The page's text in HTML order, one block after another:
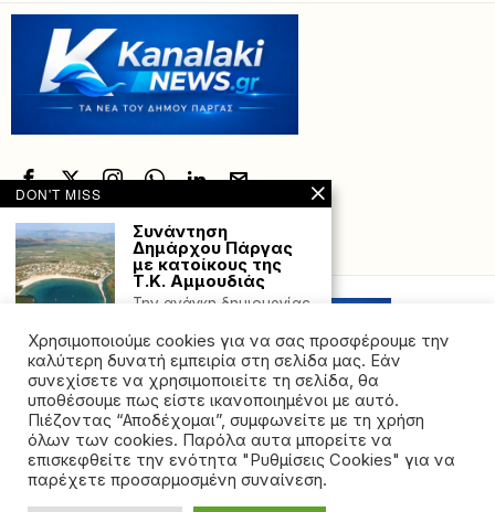
Powered with by Hostville”)
©2026 - All rights reserved. Απαγορεύεται ρητά η
αναδημοσίευση χωρίς προηγούμενη έγγραφη άδεια
Χρησιμοποιούμε cookies για να σας προσφέρουμε την
καλύτερη δυνατή εμπειρία στη σελίδα μας. Εάν
συνεχίσετε να χρησιμοποιείτε τη σελίδα, θα
υποθέσουμε πως είστε ικανοποιημένοι με αυτό.
Πιέζοντας “Αποδέχομαι”, συμφωνείτε με τη χρήση
όλων των cookies. Παρόλα αυτα μπορείτε να
επισκεφθείτε την ενότητα "Ρυθμίσεις Cookies" για να
παρέχετε προσαρμοσμένη συναίνεση.
DON'T MISS
Συνάντηση
Δημάρχου Πάργας
με κατοίκους της
Τ.Κ. Αμμουδιάς
Την ανάγκη δημιουργίας
ταυτότητα» για την
αναβάθμιση του
Φωτιά τώρα στα
Καλλιγάτα
Κεφαλονιάς –
Ήχησε 112
Ήχησε 112 για
ετοιμότητα των